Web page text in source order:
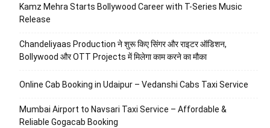
Kamz Mehra Starts Bollywood Career with T-Series Music
Release
Chandeliyaas Production ने शुरू किए सिंगर और राइटर ऑडिशन,
Bollywood और OTT Projects में मिलेगा काम करने का मौका
Online Cab Booking in Udaipur – Vedanshi Cabs Taxi Service
Mumbai Airport to Navsari Taxi Service – Affordable &
Reliable Gogacab Booking